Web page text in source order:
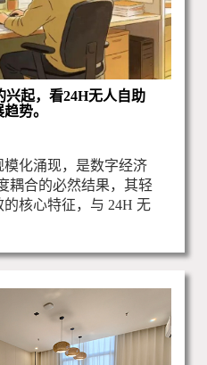
兴起，看24H无人自助
势。
化涌现，是数字经济
耦合的必然结果，其轻
核心特征，与 24H 无